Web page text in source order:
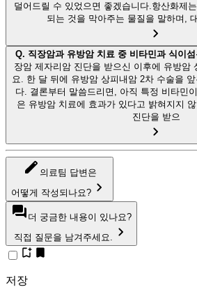
덜어드릴 수 있었으면 좋겠습니다.항산화제
되는 것을 막아주는 물질을 말하며,
Q. 직장암과 유방암 치료 중 비타민과 식이
장암 제자리암 진단을 받으신 이후에 유방암
요. 한 달 뒤에 유방암 상피내암 2차 수술을
다. 결론부터 말씀드리면, 아직 특정 비타민
은 유방암 치료에 효과가 있다고 밝혀지지
진단을 받으
의료팀 답변은
어떻게 작성되나요?
더 궁금한 내용이 있나요?
직접 질문을 남겨주세요.
저장